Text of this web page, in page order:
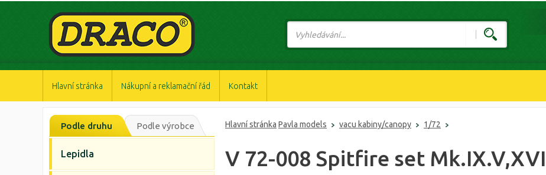
Hlavní stránka Nákupní a reklamační řád Kontakt
Hlavní stránka Pavla models vacu kabiny/canopy 1/72
V 72-008 Spitfire set
Podle druhu Podle výrobce
Lepidla